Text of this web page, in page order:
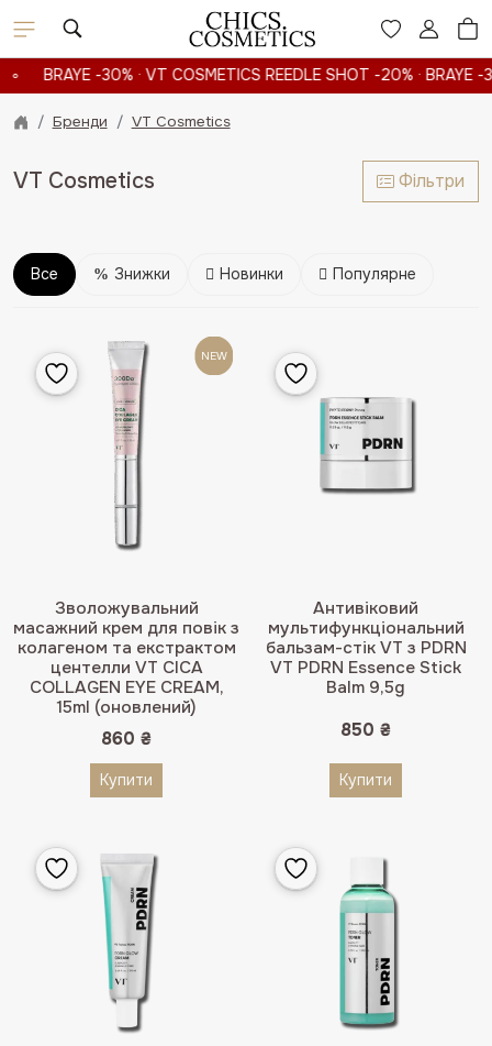
to
content
BRAYE -30% · VT COSMETICS REEDLE SHOT -20% · BRAYE -
Бренди VT Cosmetics
VT Cosmetics Фільтри
Все Знижки Новинки Популярне
NEW
Зволожувальний
масажний крем для повік з
колагеном та екстрактом
центелли VT CICA
COLLAGEN EYE CREAM,
15ml (оновлений)
860 ₴
Купити
Антивіковий
мультифункціональний
бальзам-стік VT з PDRN
VT PDRN Essence Stick
Balm 9,5g
850 ₴
Купити